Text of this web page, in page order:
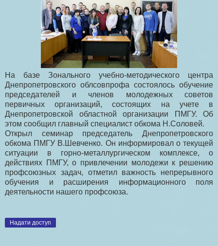
На базе Зонального учебно-методического центра
Днепропетровского облсовпрофа состоялось обучение
председателей и членов молодежных советов
первичных организаций, состоящих на учете в
Днепропетровской областной организации ПМГУ. Об
этом сообщил главный специалист обкома Н.Соловей.
Открыл семинар председатель Днепропетровского
обкома ПМГУ В.Шевченко. Он информировал о текущей
ситуации в горно-металлургическом комплексе, о
действиях ПМГУ, о привлечении молодежи к решению
профсоюзных задач, отметил важность непрерывного
обучения и расширения информационного поля
деятельности нашего профсоюза.
Надати доступ